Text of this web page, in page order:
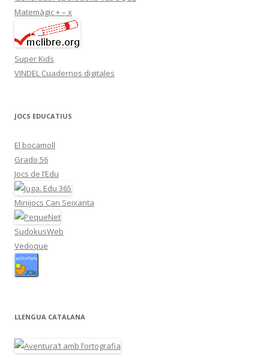
Matemàgic + – x
Super Kids
VINDEL Cuadernos digitales
JOCS EDUCATIUS
El bocamoll
Grado 56
Jocs de l’Edu
Minijocs Can Seixanta
SudokusWeb
Vedoque
LLENGUA CATALANA